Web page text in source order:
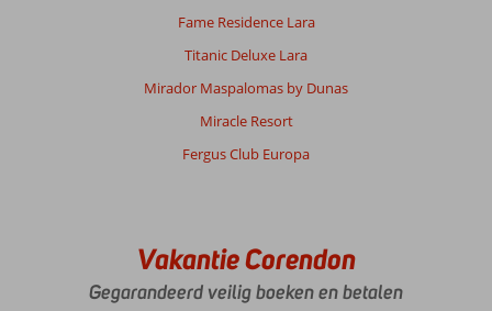
Fame Residence Lara
Titanic Deluxe Lara
Mirador Maspalomas by Dunas
Miracle Resort
Fergus Club Europa
Vakantie Corendon
Gegarandeerd veilig boeken en betalen